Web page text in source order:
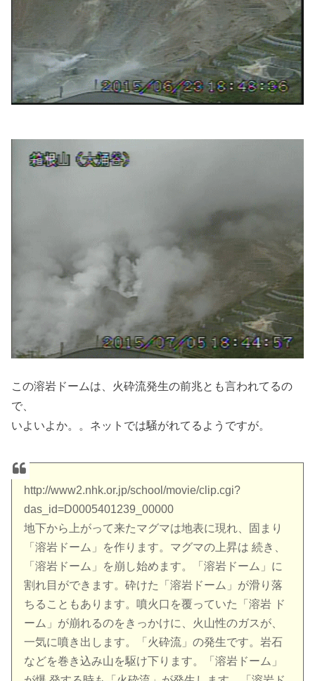
この溶岩ドームは、火砕流発生の前兆とも言われてるの
で、
いよいよか。。ネットでは騒がれてるようですが。
http://www2.nhk.or.jp/school/movie/clip.cgi?
das_id=D0005401239_00000
地下から上がって来たマグマは地表に現れ、固まり
「溶岩ドーム」を作ります。マグマの上昇は 続き、
「溶岩ドーム」を崩し始めます。「溶岩ドーム」に
割れ目ができます。砕けた「溶岩ドーム」が滑り落
ちることもあります。噴火口を覆っていた「溶岩 ド
ーム」が崩れるのをきっかけに、火山性のガスが、
一気に噴き出します。「火砕流」の発生です。岩石
などを巻き込み山を駆け下ります。「溶岩ドーム」